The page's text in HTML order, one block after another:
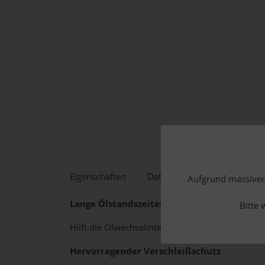
Aufgrund
Bitte
Eigenschaften Datenblätter/Freigaben
Lange Ölstandszeiten - Verringerung von
Hilft die Ölwechselintervalle zu verlängern
Hervorragender Verschleißschutz